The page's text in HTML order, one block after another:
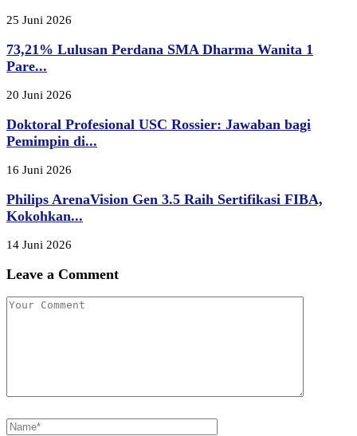
25 Juni 2026
73,21% Lulusan Perdana SMA Dharma Wanita 1
Pare...
20 Juni 2026
Doktoral Profesional USC Rossier: Jawaban bagi
Pemimpin di...
16 Juni 2026
Philips ArenaVision Gen 3.5 Raih Sertifikasi FIBA,
Kokohkan...
14 Juni 2026
Leave a Comment